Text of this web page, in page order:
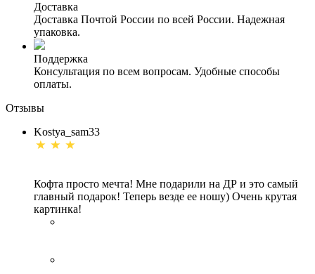
Доставка
Доставка Почтой России по всей России. Надежная
упаковка.
Поддержка
Консультация по всем вопросам. Удобные способы
оплаты.
Отзывы
Kostya_sam33
Кофта просто мечта! Мне подарили на ДР и это самый
главный подарок! Теперь везде ее ношу) Очень крутая
картинка!